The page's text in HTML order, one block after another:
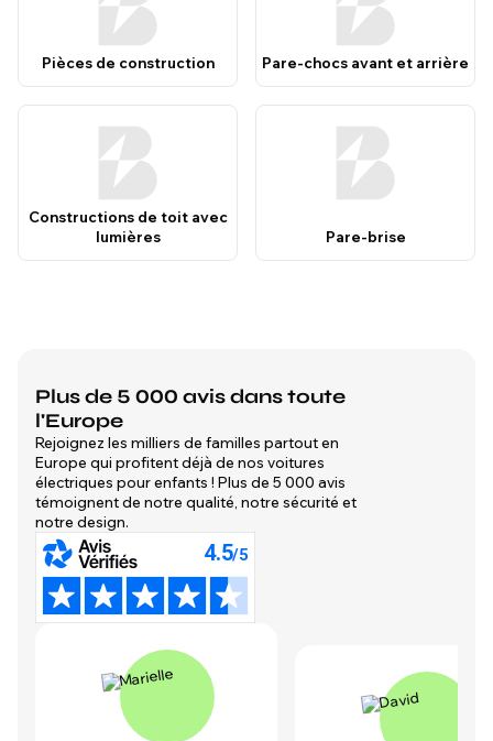
Pièces de construction Pare-chocs avant et arrière
Constructions de toit avec
lumières
Pare-brise
Plus de 5 000 avis dans toute
l'Europe
Rejoignez les milliers de familles partout en
Europe qui profitent déjà de nos voitures
électriques pour enfants ! Plus de 5 000 avis
témoignent de notre qualité, notre sécurité et
notre design.